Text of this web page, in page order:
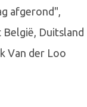
afgerond",
Duitsland
Van der Loo